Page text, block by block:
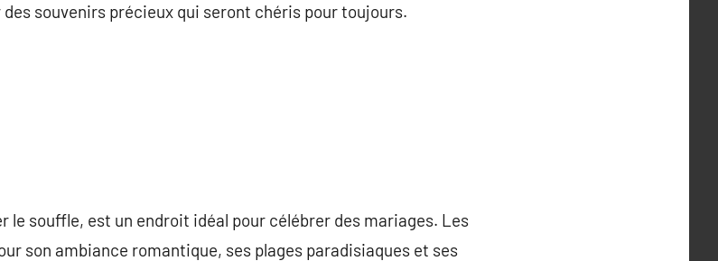
souvenirs précieux qui seront chéris pour toujours.
le souffle, est un endroit idéal pour célébrer des mariages. Les
son ambiance romantique, ses plages paradisiaques et ses